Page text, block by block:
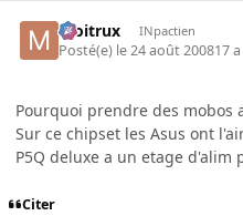
moitrux INpactien
Posté(e) le 24 août 200817 a
Pourquoi prendre des mobos
Sur ce chipset les Asus ont
P5Q deluxe a un etage d'alim
Citer